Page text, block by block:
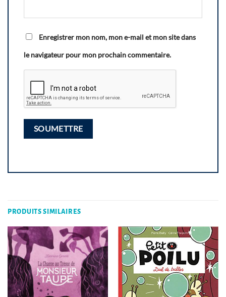
Enregistrer mon nom, mon e-mail et mon site dans
le navigateur pour mon prochain commentaire.
PRODUITS SIMILAIRES